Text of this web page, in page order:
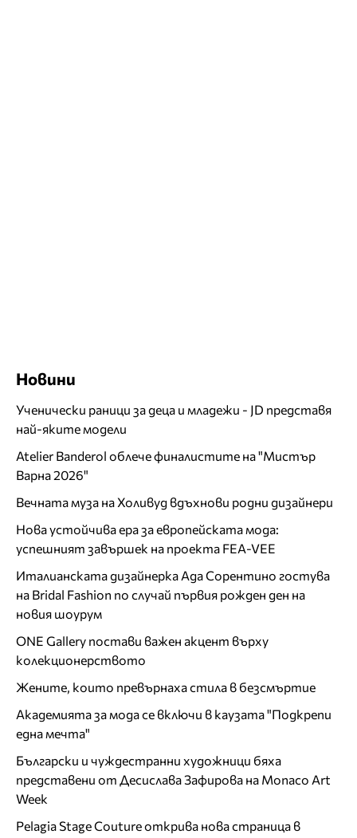
Новини
Ученически раници за деца и младежи - JD представя
най-яките модели
Atelier Banderol облече финалистите на "Мистър
Варна 2026"
Вечната муза на Холивуд вдъхнови родни дизайнери
Нова устойчива ера за европейската мода:
успешният завършек на проекта FEA-VEE
Италианската дизайнерка Ада Сорентино гостува
на Bridal Fashion по случай първия рожден ден на
новия шоурум
ONE Gallery постави важен акцент върху
колекционерството
Жените, които превърнаха стила в безсмъртие
Академията за мода се включи в каузата "Подкрепи
една мечта"
Български и чуждестранни художници бяха
представени от Десислава Зафирова на Monaco Art
Week
Pelagia Stage Couture открива нова страница в